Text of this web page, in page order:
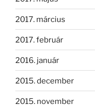
2017. március
2017. február
2016. január
2015. december
2015. november